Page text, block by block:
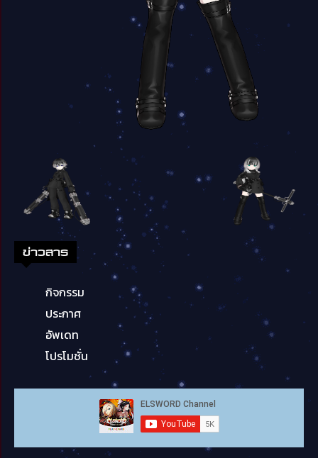
ข่าวสาร
กิจกรรม
ประกาศ
อัพเดท
โปรโมชั่น